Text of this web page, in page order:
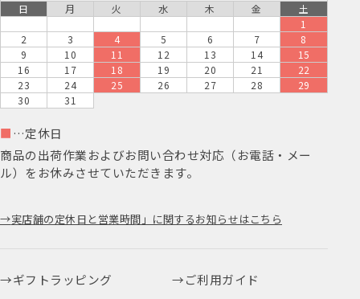
日 月 火 水 木 金
土
1
2
3 4 5 6 7
8
9
10 11 12 13 14
15
16
17 18 19 20 21
22
23
24 25 26 27 28
29
30
31
■ …定休日
商品の出荷作業およびお問い合わせ対応（お電話・メー
ル）をお休みさせていただきます。
実店舗の定休日と営業時間」に関するお知らせはこちら
ギフトラッピング
ご利用ガイド